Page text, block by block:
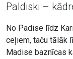
Paldiski –
No Padise līdz
ceļiem, taču tālāk
Madise baznīcas